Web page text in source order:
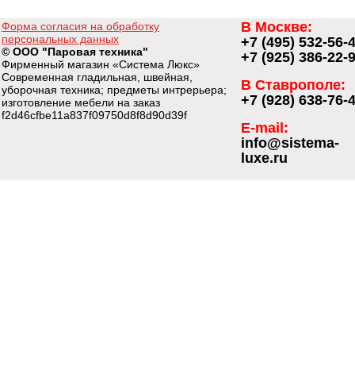
Форма согласия на обработку
персональных данных
© ООО "Паровая техника"
Фирменный магазин «Система Люкс»
Современная гладильная, швейная,
уборочная техника; предметы интрерьера;
изготовление мебели на заказ
f2d46cfbe11a837f09750d8f8d90d39f
В Москве:
+7 (495) 532-56-
+7 (925) 386-22-
В Ставрополе:
+7 (928) 638-76-
E-mail:
info@sistema-
luxe.ru